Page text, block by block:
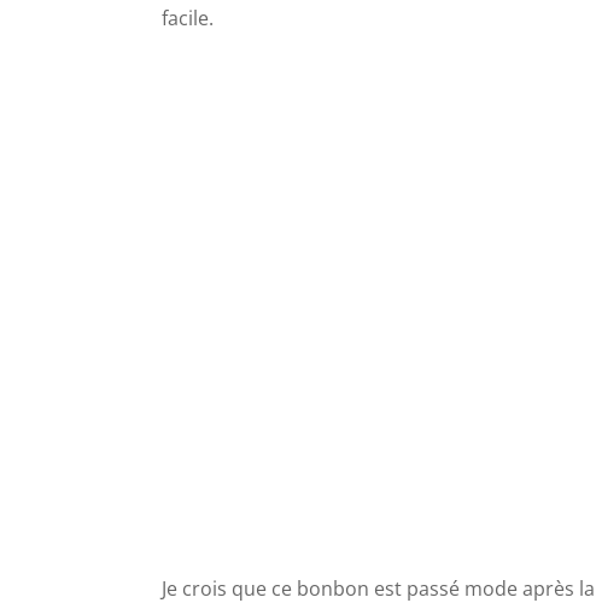
facile.
Je crois que ce bonbon est passé mode après